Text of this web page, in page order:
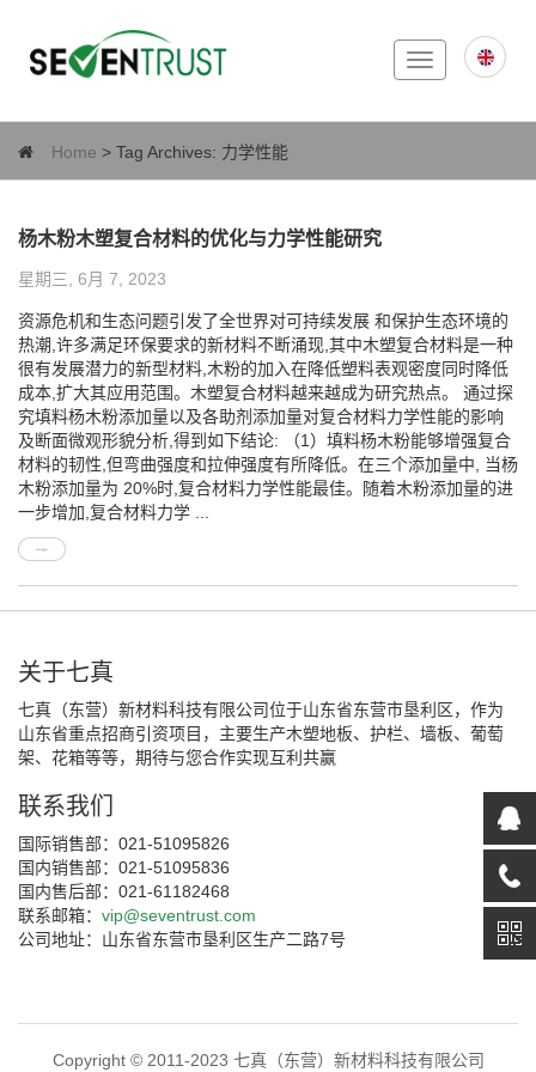
Toggle
navigation
Home > Tag Archives: 力学性能
杨木粉木塑复合材料的优化与力学性能研究
星期三, 6月 7, 2023
资源危机和生态问题引发了全世界对可持续发展 和保护生态环境的
热潮,许多满足环保要求的新材料不断涌现,其中木塑复合材料是一种
很有发展潜力的新型材料,木粉的加入在降低塑料表观密度同时降低
成本,扩大其应用范围。木塑复合材料越来越成为研究热点。 通过探
究填料杨木粉添加量以及各助剂添加量对复合材料力学性能的影响
及断面微观形貌分析,得到如下结论: （1）填料杨木粉能够增强复合
材料的韧性,但弯曲强度和拉伸强度有所降低。在三个添加量中, 当杨
木粉添加量为 20%时,复合材料力学性能最佳。随着木粉添加量的进
一步增加,复合材料力学 ...
关于七真
七真（东营）新材料科技有限公司位于山东省东营市垦利区，作为
山东省重点招商引资项目，主要生产木塑地板、护栏、墙板、葡萄
架、花箱等等，期待与您合作实现互利共赢
联系我们
国际销售部：021-51095826
国内销售部：021-51095836
国内售后部：021-61182468
联系邮箱： vip@seventrust.com
公司地址：山东省东营市垦利区生产二路7号
Copyright © 2011-2023 七真（东营）新材料科技有限公司